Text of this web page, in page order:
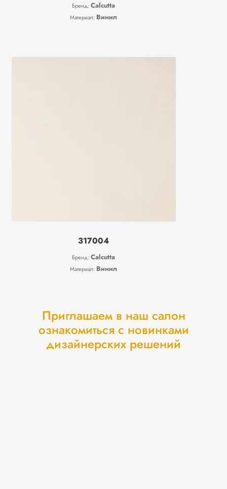
Бренд:Calcutta
Материал: Винил
317004
Бренд:Calcutta
Материал: Винил
Приглашаем в наш салон
ознакомиться с новинками
дизайнерских решений